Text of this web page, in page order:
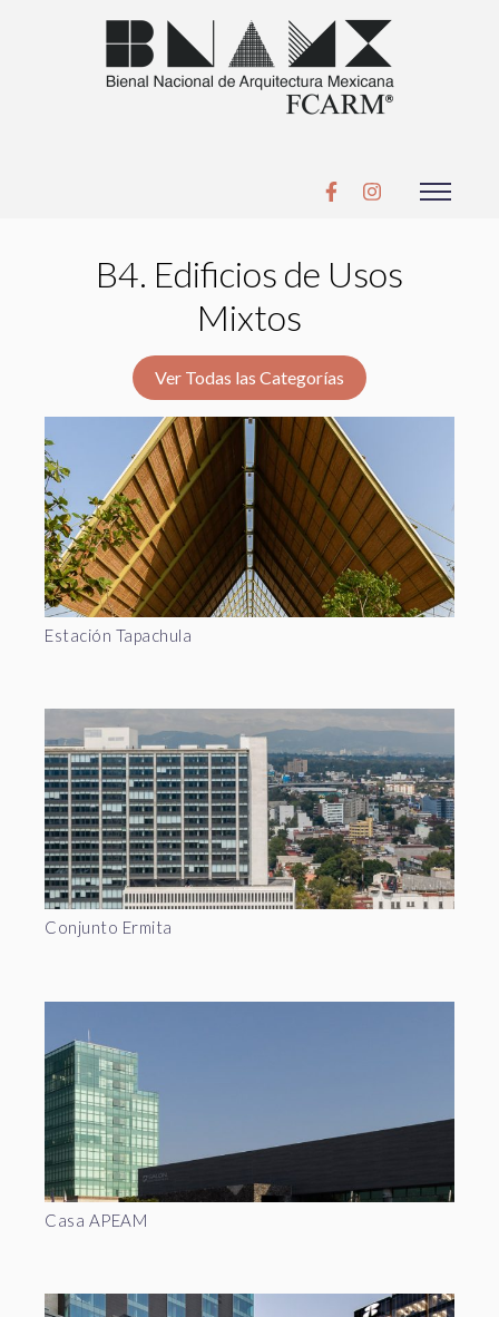
B4. Edificios de Usos
Mixtos
Ver Todas las Categorías
Estación Tapachula
Conjunto Ermita
Casa APEAM